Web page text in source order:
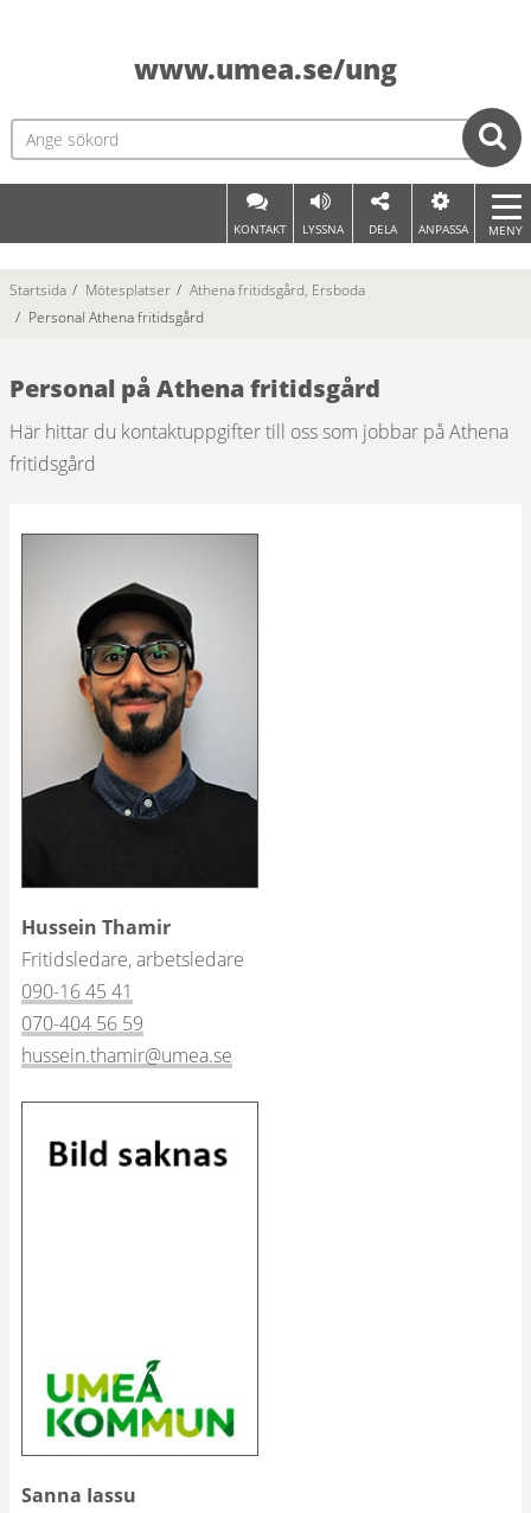
www.umea.se/ung
MENY
ANPASSA
DELA
LYSSNA
KONTAKT
Startsida / Mötesplatser / Athena fritidsgård, Ersboda
/ Personal Athena fritidsgård
Personal på Athena fritidsgård
Här hittar du kontaktuppgifter till oss som jobbar på Athena
fritidsgård
Hussein Thamir
Fritidsledare, arbetsledare
090-16 45 41
070-404 56 59
hussein.thamir@umea.se
Sanna Iassu